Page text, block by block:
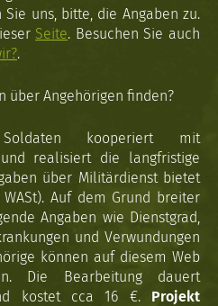
uns, bitte, die Angaben zu.
Seite. Besuchen Sie auch
.
über Angehörigen finden?
kooperiert mit
realisiert die langfristige
über Militärdienst bietet
Auf dem Grund breiter
Angaben wie Dienstgrad,
und Verwundungen
können auf diesem Web
Die Bearbeitung dauert
kostet cca 16 €. Projekt